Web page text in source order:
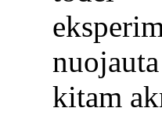
kitam